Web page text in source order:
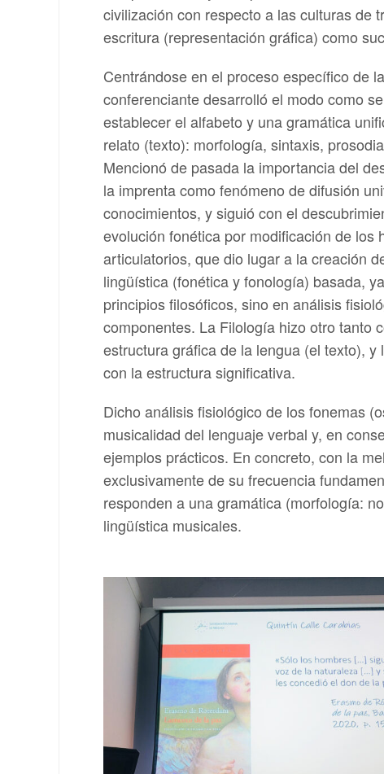
civilización con respecto a las culturas de
escritura (representación gráfica) como
Centrándose en el proceso específico de
conferenciante desarrolló el modo como
establecer el alfabeto y una gramática
relato (texto): morfología, sintaxis,
Mencionó de pasada la importancia del
la imprenta como fenómeno de difusión
conocimientos, y siguió con el
evolución fonética por modificación de los
articulatorios, que dio lugar a la creación
lingüística (fonética y fonología) basada,
principios filosóficos, sino en análisis
componentes. La Filología hizo otro tanto
estructura gráfica de la lengua (el texto), y
con la estructura significativa.
Dicho análisis fisiológico de los fonemas
musicalidad del lenguaje verbal y, en
ejemplos prácticos. En concreto, con la
exclusivamente de su frecuencia
responden a una gramática (morfología:
lingüística musicales.